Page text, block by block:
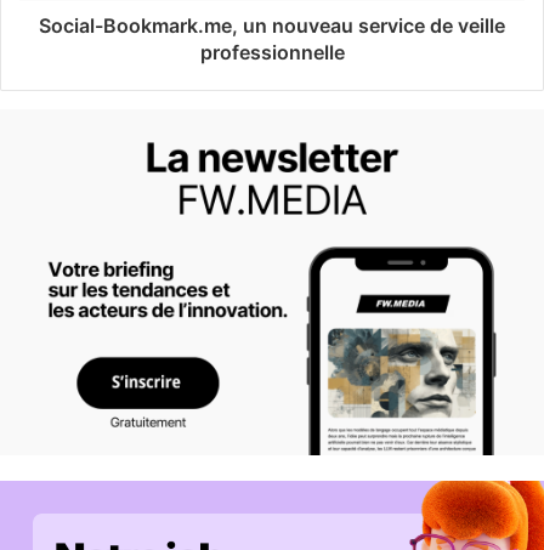
Social-Bookmark.me, un nouveau service de veille
professionnelle